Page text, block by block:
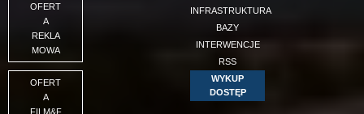
OFERT
A
REKLA
MOWA
OFERT
A
FILM&F
INFRASTRUKTURA
BAZY
INTERWENCJE
RSS
WYKUP
DOSTĘP